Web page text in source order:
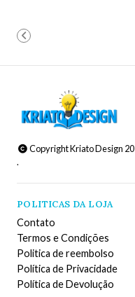
Copyright Kriato Design
.
POLITICAS DA LOJA
Contato
Termos e Condições
Politica de reembolso
Política de Privacidade
Política de Devolução